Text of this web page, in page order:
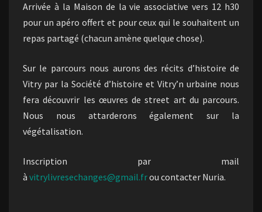
Arrivée à la Maison de la vie associative vers 12 h30
pour un apéro offert et pour ceux qui le souhaitent un
repas partagé (chacun amène quelque chose).
Sur le parcours nous aurons des récits d’histoire de
Vitry par la Société d’histoire et Vitry’n urbaine nous
fera découvrir les œuvres de street art du parcours.
Nous nous attarderons également sur la
végétalisation.
Inscription par mail
à vitrylivresechanges@gmail.frou contacter Nuria.